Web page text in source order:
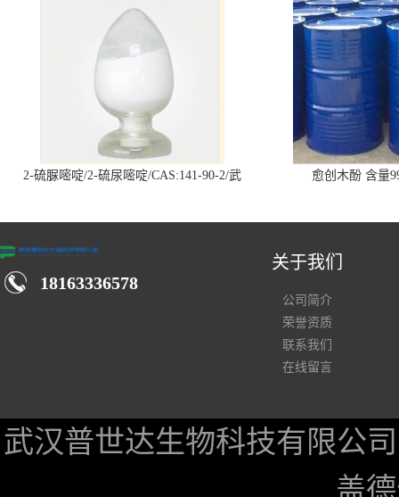
2-硫脲嘧啶/2-硫尿嘧啶/CAS:141-90-2/武
愈创木酚 含量
18163336578
关于我们
公司简介
荣誉资质
联系我们
在线留言
武汉普世达生物科技有限公司
盖